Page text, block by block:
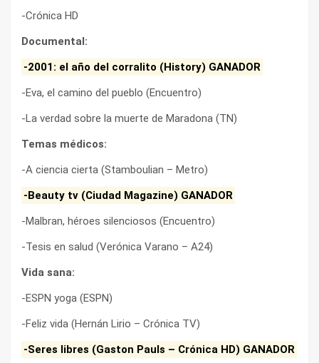
-Crónica HD
Documental:
-2001: el año del corralito (History) GANADOR
-Eva, el camino del pueblo (Encuentro)
-La verdad sobre la muerte de Maradona (TN)
Temas médicos:
-A ciencia cierta (Stamboulian – Metro)
-Beauty tv (Ciudad Magazine) GANADOR
-Malbran, héroes silenciosos (Encuentro)
-Tesis en salud (Verónica Varano – A24)
Vida sana:
-ESPN yoga (ESPN)
-Feliz vida (Hernán Lirio – Crónica TV)
-Seres libres (Gaston Pauls – Crónica HD) GANADOR